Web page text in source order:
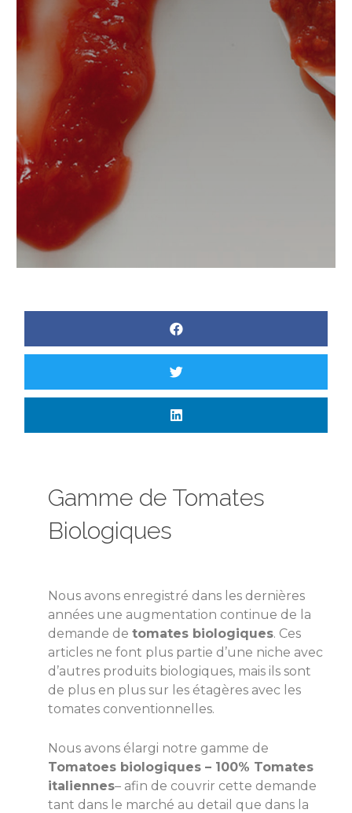
Gamme de Tomates
Biologiques
Nous avons enregistré dans les dernières
années une augmentation continue de la
demande detomates biologiques. Ces
articles ne font plus partie d’une niche avec
d’autres produits biologiques, mais ils sont
de plus en plus sur les étagères avec les
tomates conventionnelles.
Nous avons élargi notre gamme de
Tomatoes biologiques – 100% Tomates
italiennes– afin de couvrir cette demande
tant dans le marché au detail que dans la